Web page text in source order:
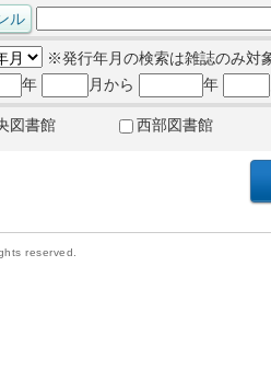
※発行年月の検索は雑誌のみ対
年
月から 年
図書館 西部図書館
reserved.